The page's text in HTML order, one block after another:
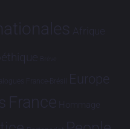
Afrique
Brève
France-Brésil Europe
France Hommage